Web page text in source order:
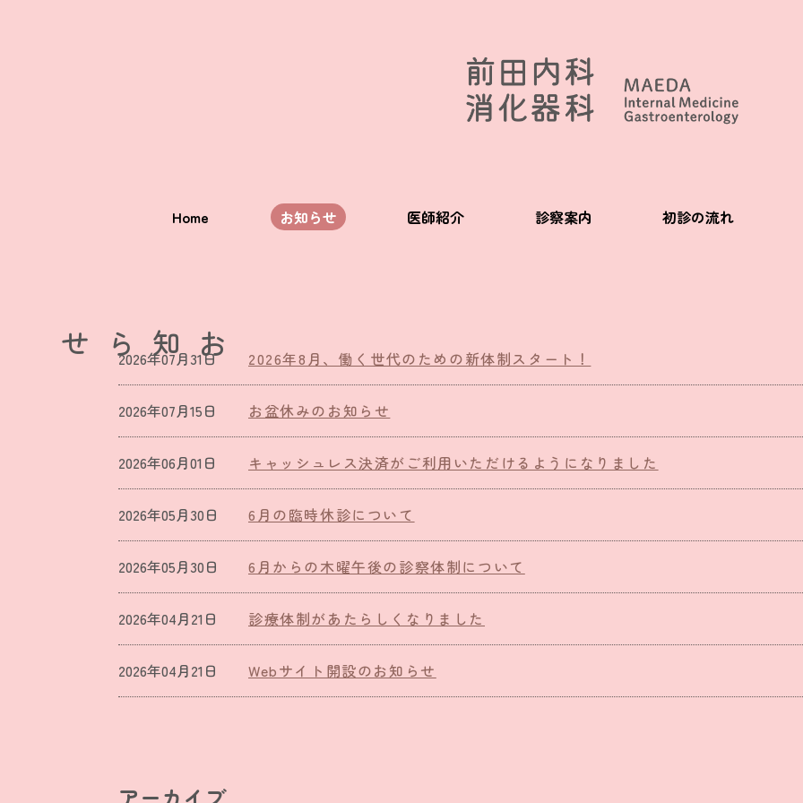
Home お知らせ 医師紹介 診察案内 初診の流れ
お知らせ 2026年8月、働く世代のための新体制スタート！
2026年07月31日
お盆休みのお知らせ
2026年07月15日
キャッシュレス決済がご利用いただけるようになりました
2026年06月01日
6月の臨時休診について
2026年05月30日
6月からの木曜午後の診察体制について
2026年05月30日
診療体制があたらしくなりました
2026年04月21日
Webサイト開設のお知らせ
2026年04月21日